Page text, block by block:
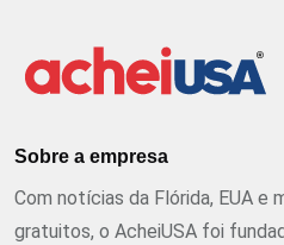
Sobre a empresa
Com notícias da Flórida, EUA e
gratuitos, o AcheiUSA foi